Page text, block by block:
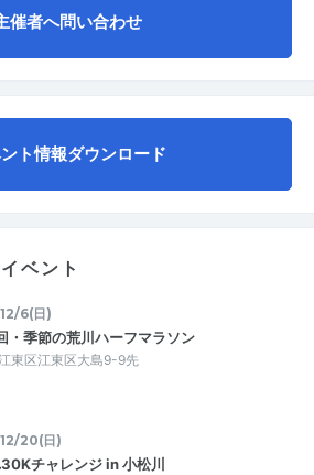
催者へ問い合わせ
ト情報ダウンロード
ベント
6(日)
・季節の荒川ハーフマラソン
東区江東区大島9-9先
20(日)
チャレンジ in 小松川